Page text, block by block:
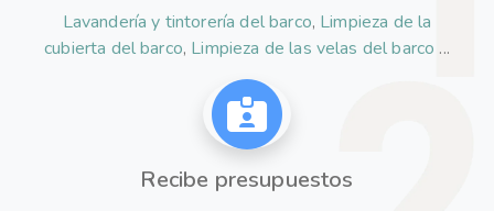
Lavandería y tintorería del barco, Limpieza de la
cubierta del barco, Limpieza de las velas del barco ...
Recibe presupuestos